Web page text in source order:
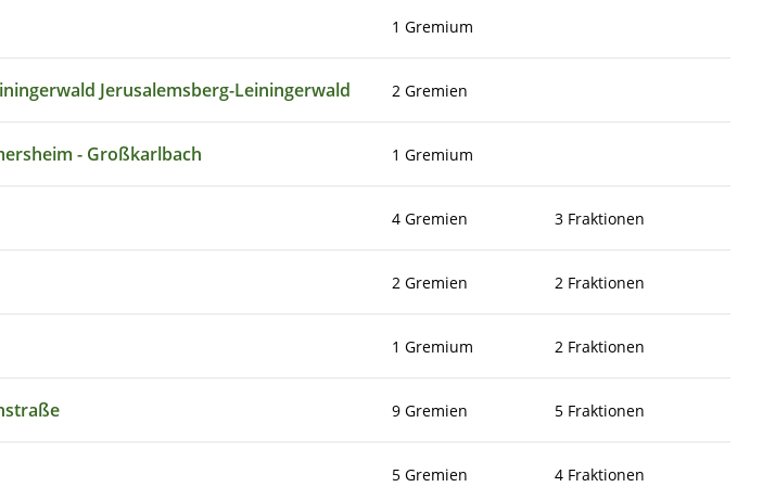
1 Gremium
Jerusalemsberg-Leiningerwald 2 Gremien
- Großkarlbach 1 Gremium
4 Gremien 3 Fraktionen
2 Gremien 2 Fraktionen
1 Gremium 2 Fraktionen
9 Gremien 5 Fraktionen
5 Gremien 4 Fraktionen